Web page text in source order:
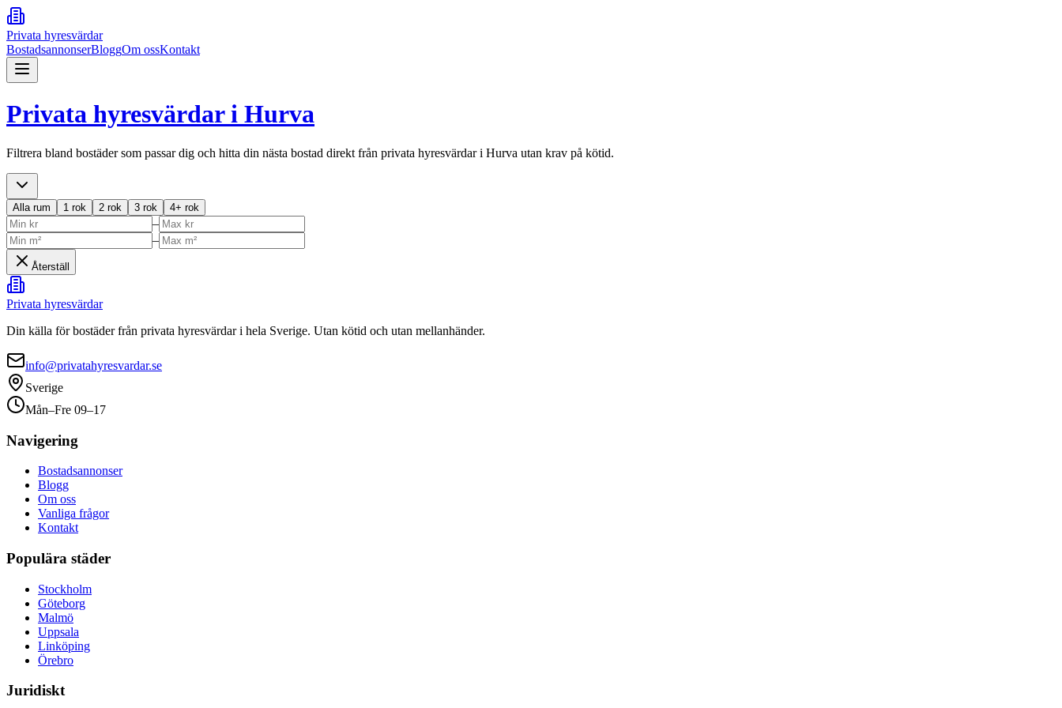
Privata hyresvärdar
BostadsannonserBloggOm ossKontakt
Privata hyresvärdar i Hurva
Filtrera bland bostäder som passar dig och hitta din nästa bostad direkt från privata hyresvärdar i Hurva utan krav på kötid.
Alla rum 1 rok 2 rok 3 rok 4+ rok
–
–
Återställ
Privata hyresvärdar
Din källa för bostäder från privata hyresvärdar i hela Sverige. Utan kötid och utan mellanhänder.
info@privatahyresvardar.se
Sverige
Mån–Fre 09–17
Navigering
Bostadsannonser
Blogg
Om oss
Vanliga frågor
Kontakt
Populära städer
Stockholm
Göteborg
Malmö
Uppsala
Linköping
Örebro
Juridiskt